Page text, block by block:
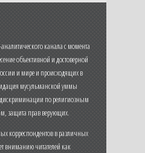
канала с момента
объективной и достоверной
и мире и происходящих в
мусульманской уммы
по религиозным
защита прав верующих.
корреспондентов в различных
вниманию читателей как